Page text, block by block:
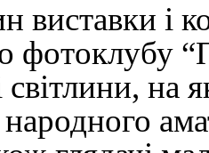
виставки і
фотоклубу
світлини,